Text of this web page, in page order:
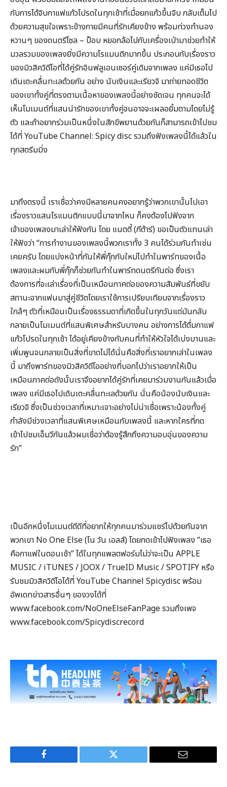
กับการได้จิบกาแฟแก้วโปรดในทุกเช้าที่เมื่อยกแก้วขึ้นจิบ กลับเต็มไป
ด้วยความสุขใจเพราะข้างกายมีคนที่รักเคียงข้าง พร้อมท่วงทำนอง
หวานๆ ของดนตรีโซล – ป็อบ หยอกล้อไปกับเครื่องเป่ามาช่วยทำให้
มวลรวมของเพลงยิ่งมีความโรแมนติกมากขึ้น ประกอบกับเรื่องราว
ของมิวสิควิดีโอที่ได้คู่รักอินฟลูเอนเซอร์คู่เดิมจากเพลง แค่มีเธอไป
เดินเตะคลื่นทะเลด้วยกัน อย่าง นับเงินและเรียวจิ มาถ่ายทอดชีวิต
ของเขาทั้งคู่ที่ตรงตามเนื้อหาของเพลงนี้อย่างชัดเจน ทุกคนจะได้
เห็นโมเมนต์ที่แสนน่ารักของเขาทั้งคู่จนอาจจะเผลอยิ้มตามโดยไม่รู้
ตัว และถ้าอยากร่วมเป็นหนึ่งในสักขีพยานด้วยกันก็สามารถเข้าไปชม
ได้ที่ YouTube Channel: Spicy disc รวมถึงฟังเพลงนี้ได้แล้วใน
ทุกสตรีมมิ่ง
มาถึงตรงนี้ เราเชื่อว่าคงมีหลายคนคงอยากรู้ว่าพวกเขานั้นไปเอา
เรื่องราวแสนโรแมนติกแบบนี้มาจากไหน ก็คงต้องไปฟังจาก
เจ้าของเพลงมาเล่าให้ฟังกัน โดย แนตตี้ (กีต้าร์) ขอเป็นตัวแทนเล่า
ให้ฟังว่า “การทำงานของเพลงนี้พวกเราทั้ง 3 คนได้ร่วมกันทำเช่น
เคยครับ โดยแบ่งหน้าที่กันให้พี่กุ๊กกับใหม่ไปทำในพาร์ทของเนื้อ
เพลงและผมกับพี่กุ๊กก็ช่วยกันทำในพาร์ทดนตรีกันต่อ ซึ่งเรา
ต้องการที่จะเล่าเรื่องที่เป็นเหมือนภาคต่อของความสัมพันธ์ที่ขยับ
สถานะจากแฟนมาสู่คู่ชีวิตโดยเราใช้การเปรียบเทียบจากเรื่องราว
ใกล้ๆ ตัวที่เหมือนเป็นเรื่องธรรมดาที่เกิดขึ้นในทุกวันแต่มันกลับ
กลายเป็นโมเมนต์ที่แสนพิเศษสำหรับบางคน อย่างการได้ดื่มกาแฟ
แก้วโปรดในทุกเช้า ได้อยู่เคียงข้างกับคนที่ทำให้หัวใจได้เบ่งบานและ
เพิ่มพูนจนกลายเป็นสิ่งที่ขาดไม่ได้นั่นคือสิ่งที่เราอยากเล่าในเพลง
นี้ มาถึงพาร์ทของมิวสิควิดีโออย่างที่บอกไปว่าเราอยากให้เป็น
เหมือนภาคต่อดังนั้นเราจึงอยากได้คู่รักที่เคยมาร่วมงานกันแล้วเมื่อ
เพลง แค่มีเธอไปเดินเตะคลื่นทะเลด้วยกัน นั่นคือน้องนับเงินและ
เรียวจิ ซึ่งเป็นช่วงเวลาที่เหมาะเจาะอย่างไม่น่าเชื่อเพราะน้องทั้งคู่
กำลังมีช่วงเวลาที่แสนพิเศษเหมือนกับเพลงนี้ และหากใครที่กด
เข้าไปชมเอ็มวีกันแล้วผมเชื่อว่าต้องรู้สึกถึงความอบอุ่นของความ
รัก”
เป็นอีกหนึ่งโมเมนต์ดีดีที่อยากให้ทุกคนมาร่วมแชร์ไปด้วยกันจาก
พวกเขา No One Else (โน วัน เอลส์) โดยกดเข้าไปฟังเพลง “เธอ
คือกาแฟในตอนเช้า” ได้ในทุกแพลตฟอร์มไม่ว่าจะเป็น APPLE
MUSIC / iTUNES / JOOX / TrueID Music / SPOTIFY หรือ
รับชมมิวสิควิดีโอได้ที่ YouTube Channel Spicydisc พร้อม
อัพเดทข่าวสารอื่นๆ ของวงได้ที่
www.facebook.com/NoOneElseFanPage รวมถึงเพจ
www.facebook.com/Spicydiscrecord
Facebook Twitter Email